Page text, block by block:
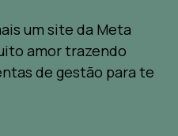
um site da Meta
amor trazendo
de gestão para te